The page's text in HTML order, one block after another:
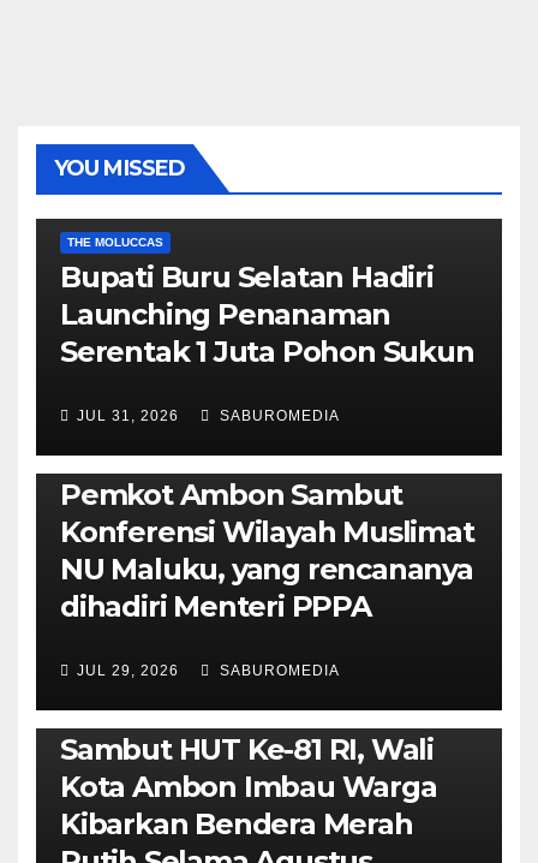
YOU MISSED
THE MOLUCCAS
Bupati Buru Selatan Hadiri
Launching Penanaman
Serentak 1 Juta Pohon Sukun
JUL 31, 2026 SABUROMEDIA
AMBON METRO JURNALISME AKTIVIS
POLITIK & PEMERINTAHAN
Pemkot Ambon Sambut
Konferensi Wilayah Muslimat
NU Maluku, yang rencananya
dihadiri Menteri PPPA
JUL 29, 2026 SABUROMEDIA
AMBON METRO POLITIK & PEMERINTAHAN
Sambut HUT Ke-81 RI, Wali
Kota Ambon Imbau Warga
Kibarkan Bendera Merah